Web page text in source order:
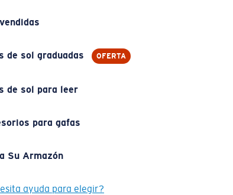
de sol graduadas OFERTA
de sol para leer
para gafas
Su Armazón
ayuda para elegir?